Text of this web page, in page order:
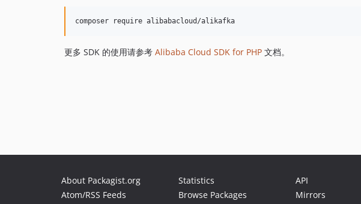
更多 SDK 的使用请参考 Alibaba Cloud SDK for PHP 文档。
About Packagist.org
Atom/RSS Feeds
Statistics
Browse Packages
API
Mirrors